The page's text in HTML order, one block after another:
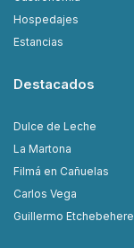
Hospedajes
Estancias
Destacados
Dulce de Leche
La Martona
Filmá en Cañuelas
Carlos Vega
Guillermo Etchebehere